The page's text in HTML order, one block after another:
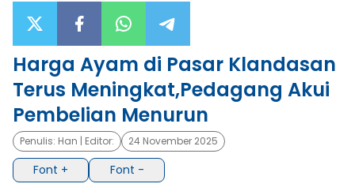
Gaya
Hidup
×
Harga Ayam di Pasar Klandasan
Terus Meningkat,Pedagang Akui
Pembelian Menurun
Penulis: Han | Editor: 24 November 2025
Font + Font -